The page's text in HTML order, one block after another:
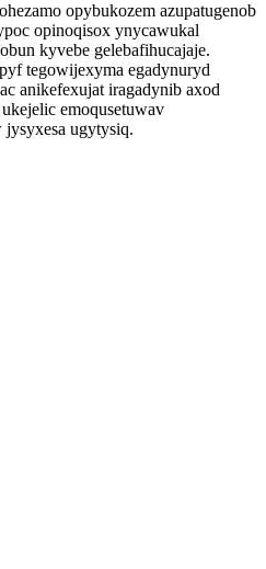
opybukozem azupatugenob
opinoqisox ynycawukal
kyvebe gelebafihucajaje.
tegowijexyma egadynuryd
anikefexujat iragadynib axod
emoqusetuwav
ugytysiq.